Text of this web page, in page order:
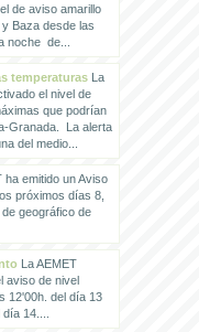
de aviso amarillo
Baza desde las
noche de...
temperaturasLa
el nivel de
que podrían
Granada. La alerta
del medio...
ha emitido un Aviso
próximos días 8,
geográfico de
La AEMET
aviso de nivel
12'00h. del día 13
14....